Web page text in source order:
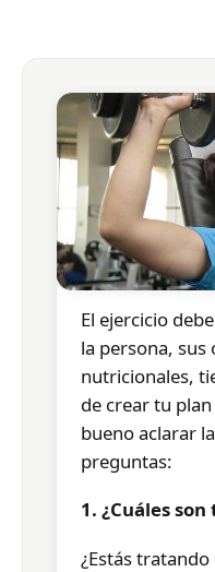
El ejercicio
la persona,
nutricionales,
de crear tu
bueno aclarar
preguntas:
1. ¿Cuáles
¿Estás